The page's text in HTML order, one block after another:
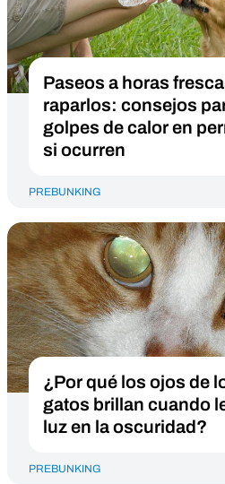
Paseos a horas
raparlos: consejos
golpes de calor en
si ocurren
PREBUNKING
¿Por qué los ojos de
gatos brillan cuando
luz en la oscuridad?
PREBUNKING